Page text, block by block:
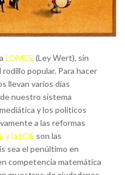
LOMCE (Ley Wert), sin
popular. Para hacer
llevan varios días
nuestro sistema
y los políticos
a las reformas
y la LOE son las
sea el penúltimo en
competencia matemática